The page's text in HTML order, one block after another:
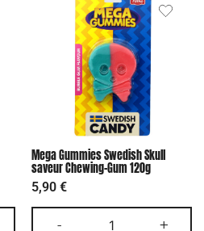
Mega Gummies Swedish Skull
saveur Chewing-Gum 120g
5,90 €
- +